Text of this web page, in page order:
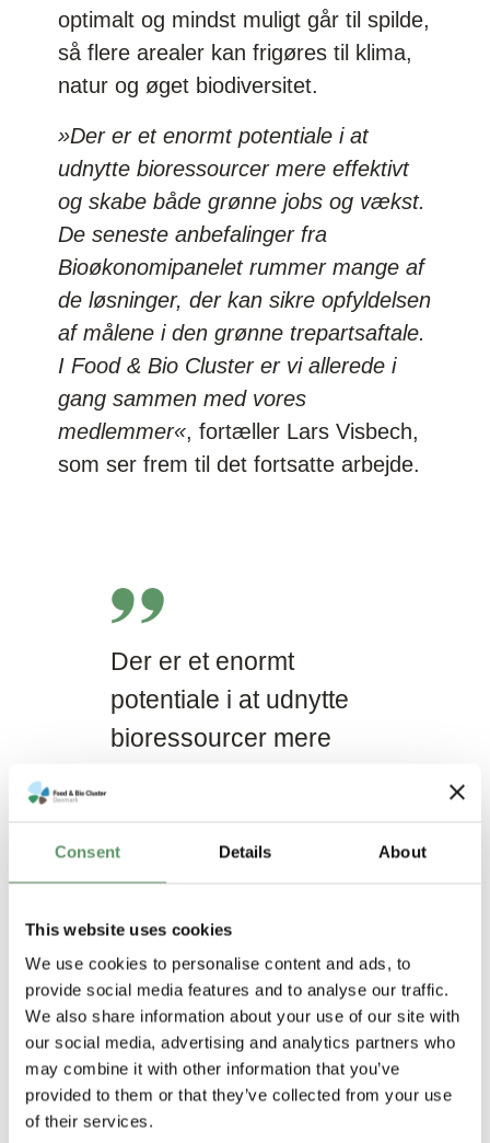
Consent Details About
This website uses cookies
We use cookies to personalise content and ads, to
provide social media features and to analyse our traffic.
We also share information about your use of our site with
our social media, advertising and analytics partners who
may combine it with other information that you’ve
provided to them or that they’ve collected from your use
of their services.
optimalt og mindst muligt går til spilde,
så flere arealer kan frigøres til klima,
natur og øget biodiversitet.
»Der er et enormt potentiale i at
udnytte bioressourcer mere effektivt
og skabe både grønne jobs og vækst.
De seneste anbefalinger fra
Bioøkonomipanelet rummer mange af
de løsninger, der kan sikre opfyldelsen
af målene i den grønne trepartsaftale.
I Food & Bio Cluster er vi allerede i
gang sammen med vores
medlemmer«, fortæller Lars Visbech,
som ser frem til det fortsatte arbejde.
Der er et enormt
potentiale i at udnytte
bioressourcer mere
De seneste
anbefalinger fra
Bioøkonomipanelet
rummer mange af de
løsninger, der kan sikre
opfyldelsen af målene i
den grønne
trepartsaftale. I Food &